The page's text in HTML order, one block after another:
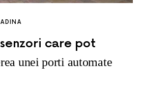
care pot
unei porti automate